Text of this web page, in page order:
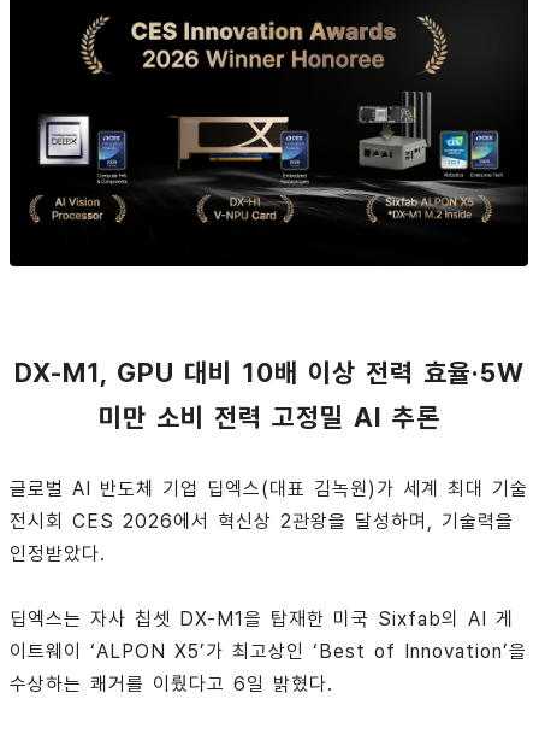
DX-M1, GPU 대비 10배 이상 전력 효율·5W
미만 소비 전력 고정밀 AI 추론
글로벌 AI 반도체 기업 딥엑스(대표 김녹원)가 세계 최대 기술
전시회 CES 2026에서 혁신상 2관왕을 달성하며, 기술력을
인정받았다.
딥엑스는 자사 칩셋 DX-M1을 탑재한 미국 Sixfab의 AI 게
이트웨이 ‘ALPON X5’가 최고상인 ‘Best of Innovation’을
수상하는 쾌거를 이뤘다고 6일 밝혔다.